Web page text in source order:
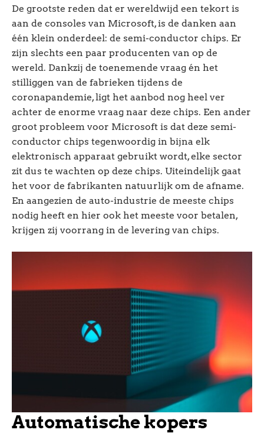
De grootste reden dat er wereldwijd een tekort is
aan de consoles van Microsoft, is de danken aan
één klein onderdeel: de semi-conductor chips. Er
zijn slechts een paar producenten van op de
wereld. Dankzij de toenemende vraag én het
stilliggen van de fabrieken tijdens de
coronapandemie, ligt het aanbod nog heel ver
achter de enorme vraag naar deze chips. Een ander
groot probleem voor Microsoft is dat deze semi-
conductor chips tegenwoordig in bijna elk
elektronisch apparaat gebruikt wordt, elke sector
zit dus te wachten op deze chips. Uiteindelijk gaat
het voor de fabrikanten natuurlijk om de afname.
En aangezien de auto-industrie de meeste chips
nodig heeft en hier ook het meeste voor betalen,
krijgen zij voorrang in de levering van chips.
Automatische kopers